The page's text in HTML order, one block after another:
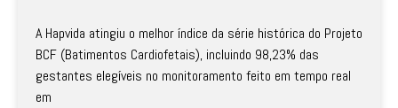
A Hapvida atingiu o melhor índice da série histórica do Projeto
BCF (Batimentos Cardiofetais), incluindo 98,23% das
gestantes elegíveis no monitoramento feito em tempo real
em